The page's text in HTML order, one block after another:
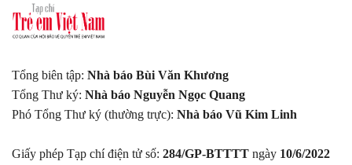
Tổng biên tập: Nhà báo Bùi Văn Khương
Tổng Thư ký: Nhà báo Nguyễn Ngọc Quang
Phó Tổng Thư ký (thường trực): Nhà báo Vũ Kim Linh
Giấy phép Tạp chí điện tử số: 284/GP-BTTTT ngày 10/6/2022